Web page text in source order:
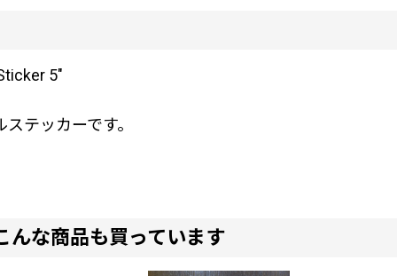
5"
テッカーです。
んな商品も買っています